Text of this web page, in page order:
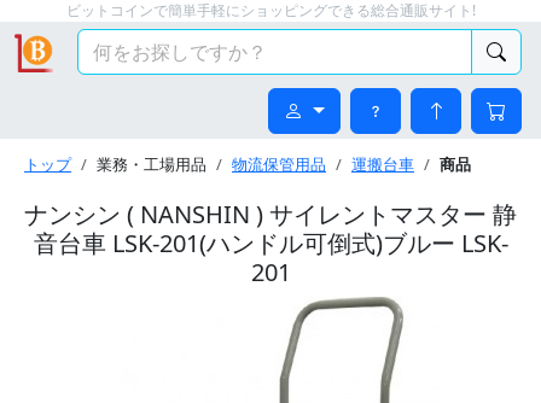
ビットコインで簡単手軽にショッピングできる総合通販サイト!
トップ 業務・工場用品 物流保管用品 運搬台車 商品
ナンシン ( NANSHIN ) サイレントマスター 静
音台車 LSK-201(ハンドル可倒式)ブルー LSK-
201